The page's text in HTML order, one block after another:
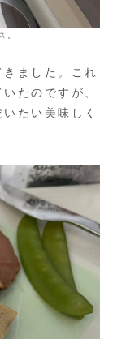
。
ました。これ
たのですが、
たい美味しく